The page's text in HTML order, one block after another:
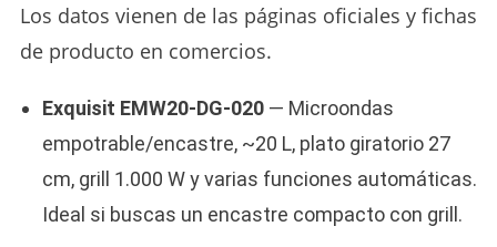
Los datos vienen de las páginas oficiales y fichas
de producto en comercios.
Exquisit EMW20-DG-020— Microondas
empotrable/encastre, ~20 L, plato giratorio 27
cm, grill 1.000 W y varias funciones automáticas.
Ideal si buscas un encastre compacto con grill.